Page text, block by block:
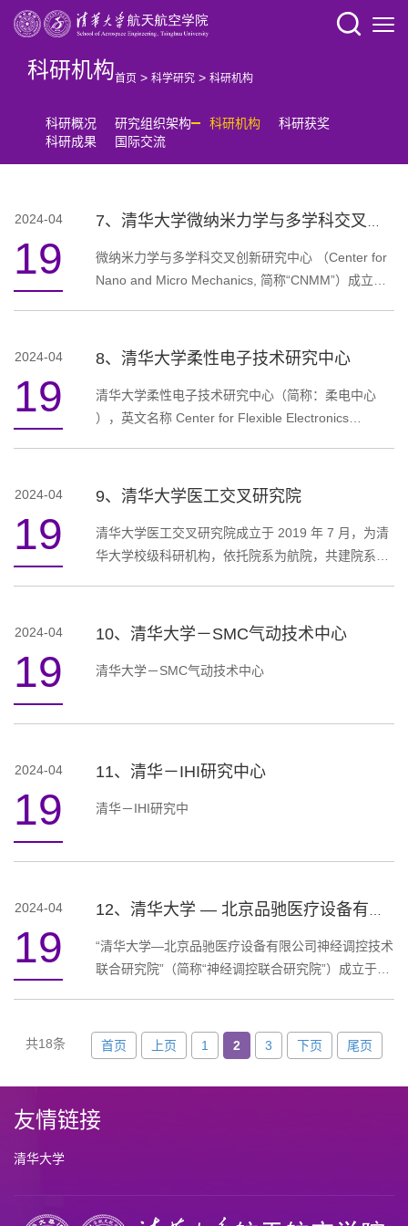
科研机构首页 > 科学研究 > 科研机构
科研概况 研究组织架构 科研机构
科研获奖
科研成果
国际交流
2024-04
19
微纳米力学与多学科交叉创新研究中心 （Center for
Nano and Micro Mechanics, 简称“CNMM”）成立于
培养创新型人才的交叉平台。中心聚焦微纳尺度界面
创性的基础研究，并以此为基础开展“大工科” 拔尖创
新人才培养。【成果】中心十年耕耘，在多学科交叉
2024-04
19
8、清华大学柔性电子技术研究中心
清华大学柔性电子技术研究中心（简称：柔电中心
），英文名称 Center for Flexible Electronics
系为化学系、电子系、精仪系、物理系和材料学院。
交叉融合校内柔性电子的不同研究领域，志在柔性显
示、柔性传感、柔性固体器件与健康医疗等方向取得
2024-04
19
9、清华大学医工交叉研究院
清华大学医工交叉研究院成立于 2019 年 7 月，为清
华大学校级科研机构，依托院系为航院，共建院系为
学作为综合性大学的多学科优势，联合医、工相关院
技术及核心产品研发。研究院的目标是建设成为国际
2024-04
19
10、清华大学－SMC气动技术中心
清华大学－SMC气动技术中心
2024-04
19
11、清华－IHI研究中心
清华－IHI研究中
2024-04
19
“清华大学—北京品驰医疗设备有限公司神经调控技术
联合研究院”（简称“神经调控联合研究院”）成立于
研究院充分发挥清华大学的多学科交叉、基础研究和
技术研发优势，结合北京品驰医疗设备有限公司的产
原理样机研制、临床应用、....
共18条 首页 上页 1 2 3 下页 尾页
友情链接
清华大学